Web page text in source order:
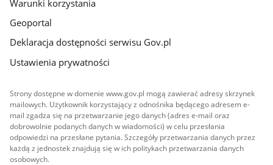
Warunki korzystania
Geoportal
Deklaracja dostępności serwisu Gov.pl
Ustawienia prywatności
Strony dostępne w domenie www.gov.pl mogą zawierać adresy skrzynek
mailowych. Użytkownik korzystający z odnośnika będącego adresem e-
mail zgadza się na przetwarzanie jego danych (adres e-mail oraz
dobrowolnie podanych danych w wiadomości) w celu przesłania
odpowiedzi na przesłane pytania. Szczegóły przetwarzania danych przez
każdą z jednostek znajdują się w ich politykach przetwarzania danych
osobowych.